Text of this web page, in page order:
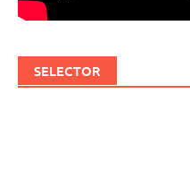
SELECTOR